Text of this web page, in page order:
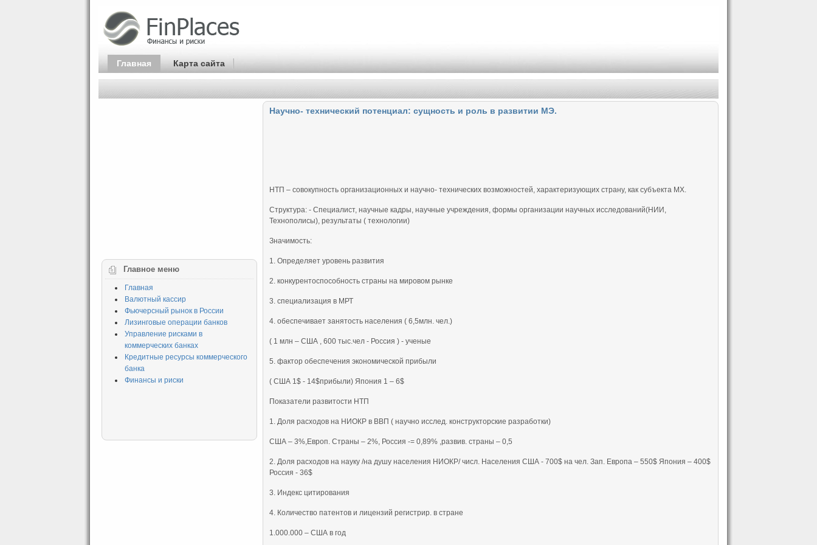
Главная Карта сайта
Научно- технический потенциал: сущность и роль в развитии МЭ.
НТП – совокупность организационных и научно- технических возможностей, характеризующих страну, как субъекта МХ.
Структура: - Специалист, научные кадры, научные учреждения, формы организации научных исследований(НИИ,
Технополисы), результаты ( технологии)
Значимость:
1. Определяет уровень развития
2. конкурентоспособность страны на мировом рынке
3. специализация в МРТ
4. обеспечивает занятость населения ( 6,5млн. чел.)
( 1 млн – США , 600 тыс.чел - Россия ) - ученые
5. фактор обеспечения экономической прибыли
( США 1$ - 14$прибыли) Япония 1 – 6$
Показатели развитости НТП
1. Доля расходов на НИОКР в ВВП ( научно исслед. конструкторские разработки)
США – 3%,Европ. Страны – 2%, Россия -= 0,89% ,развив. страны – 0,5
2. Доля расходов на науку /на душу населения НИОКР/ числ. Населения США - 700$ на чел. Зап. Европа – 550$ Япония – 400$
Россия - 36$
3. Индекс цитирования
4. Количество патентов и лицензий регистрир. в стране
1.000.000 – США в год
Главное меню
Главная
Валютный кассир
Фьючерсный рынок в России
Лизинговые операции банков
Управление рисками в
коммерческих банках
Кредитные ресурсы коммерческого
банка
Финансы и риски